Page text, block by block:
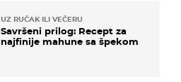
UZ RUČAK ILI VEČERU
Savršeni prilog: Recept za
najfinije mahune sa špekom